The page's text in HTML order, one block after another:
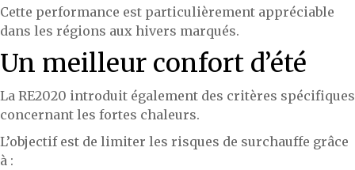
Cette performance est particulièrement appréciable
dans les régions aux hivers marqués.
Un meilleur confort d’été
La RE2020 introduit également des critères spécifiques
concernant les fortes chaleurs.
L’objectif est de limiter les risques de surchauffe grâce
à :